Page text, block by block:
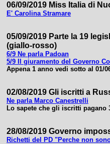
06/09/2019 Miss Italia di
E' Carolina Stramare
05/09/2019 Parte la 19
(giallo-rosso)
6/9 Ne parla Padoan
5/9 Il giuramento del Governo
Appena 1 anno vedi sotto al 01/
02/08/2019 Gli iscritti a
Ne parla Marco Canestrelli
Lo sapete che gli iscritti pagano
28/08/2019 Governo
Richetti del PD "Perche non